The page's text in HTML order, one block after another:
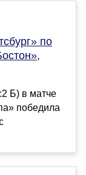
по
Б) в матче
победила